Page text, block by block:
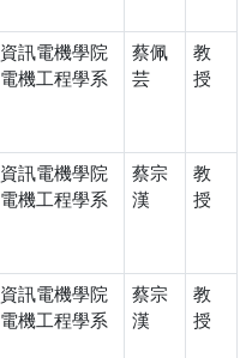
資訊電機學院
電機工程學系
蔡佩
芸
教
授
資訊電機學院
電機工程學系
蔡宗
漢
教
授
資訊電機學院
電機工程學系
蔡宗
漢
教
授